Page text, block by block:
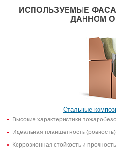
ИСПОЛЬЗУЕМЫЕ
ДАННОМ
Стальные
Высокие характеристики
Идеальная планшетность (ровность)
Коррозионная стойкость и